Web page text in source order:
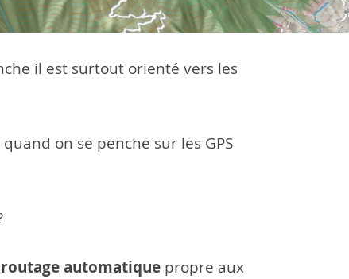
il est surtout orienté vers les
on se penche sur les GPS
routage automatiquepropre aux